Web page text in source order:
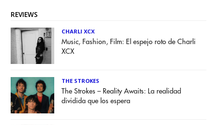
REVIEWS
CHARLI XCX
Music, Fashion, Film: El espejo roto de Charli
XCX
THE STROKES
The Strokes – Reality Awaits: La realidad
dividida que los espera